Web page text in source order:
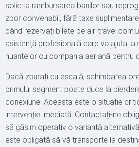
solicita rambursarea banilor sau
zbor convenabil, fără taxe
când rezervați bilete pe air-
asistență profesională care va ajuta la
nuanțelor cu compania aeriană pentru
Dacă zburați cu escală, schimbarea
primului segment poate duce la
conexiune. Aceasta este o situație
intervenție imediată. Contactați-ne
să găsim operativ o variantă
este obligată să vă transporte la